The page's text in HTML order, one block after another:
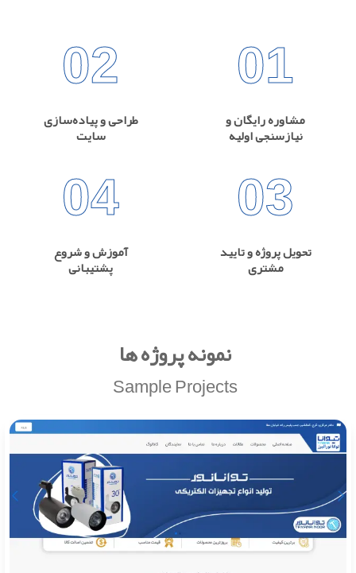
01
مشاوره رایگان و
نیازسنجی اولیه
02
طراحی و پیاده‌سازی
سایت
03
تحویل پروژه و تایید
مشتری
04
آموزش و شروع
پشتیبانی
نمونه پروژه ها
Sample Projects